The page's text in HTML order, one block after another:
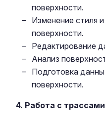
поверхности.
Изменение стиля
поверхности.
Редактирование
Анализ
Подготовка
поверхности.
4. Работа с